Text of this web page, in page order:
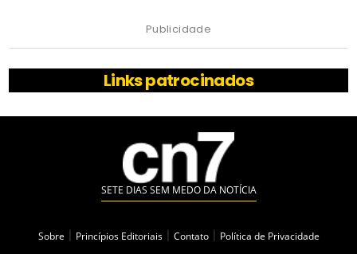
Publicidade
Links patrocinados
SETE DIAS SEM MEDO DA NOTÍCIA
Sobre Princípios Editoriais Contato
Política de Privacidade